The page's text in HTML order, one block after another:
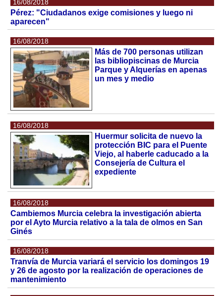
16/08/2018
Pérez: "Ciudadanos exige comisiones y luego ni
aparecen"
16/08/2018
Más de 700 personas utilizan
las bibliopiscinas de Murcia
Parque y Alquerías en apenas
un mes y medio
16/08/2018
Huermur solicita de nuevo la
protección BIC para el Puente
Viejo, al haberle caducado a la
Consejería de Cultura el
expediente
16/08/2018
Cambiemos Murcia celebra la investigación abierta
por el Ayto Murcia relativo a la tala de olmos en San
Ginés
16/08/2018
Tranvía de Murcia variará el servicio los domingos 19
y 26 de agosto por la realización de operaciones de
mantenimiento